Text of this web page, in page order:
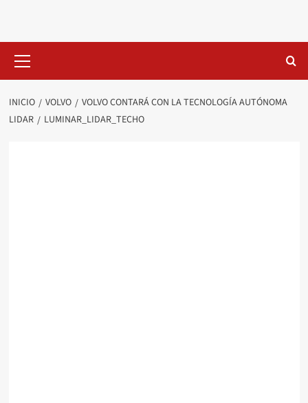
contenido
primario
INICIO VOLVO
VOLVO CONTARÁ CON LA TECNOLOGÍA AUTÓNOMA
LIDAR
LUMINAR_LIDAR_TECHO